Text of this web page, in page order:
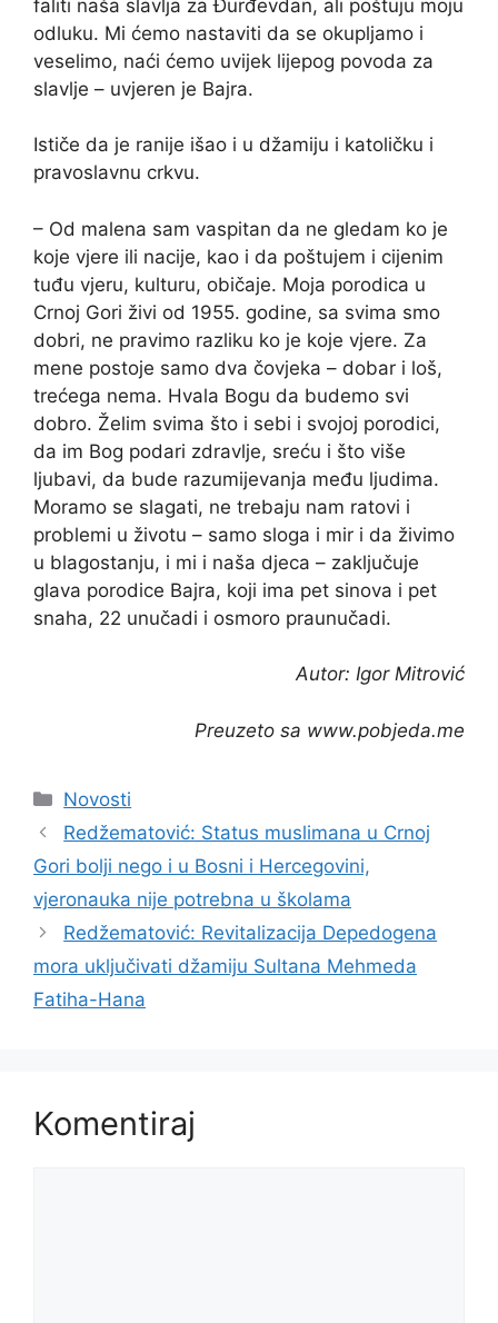
faliti naša slavlja za Đurđevdan, ali poštuju moju
odluku. Mi ćemo nastaviti da se okupljamo i
veselimo, naći ćemo uvijek lijepog povoda za
slavlje – uvjeren je Bajra.
Ističe da je ranije išao i u džamiju i katoličku i
pravoslavnu crkvu.
– Od malena sam vaspitan da ne gledam ko je
koje vjere ili nacije, kao i da poštujem i cijenim
tuđu vjeru, kulturu, običaje. Moja porodica u
Crnoj Gori živi od 1955. godine, sa svima smo
dobri, ne pravimo razliku ko je koje vjere. Za
mene postoje samo dva čovjeka – dobar i loš,
trećega nema. Hvala Bogu da budemo svi
dobro. Želim svima što i sebi i svojoj porodici,
da im Bog podari zdravlje, sreću i što više
ljubavi, da bude razumijevanja među ljudima.
Moramo se slagati, ne trebaju nam ratovi i
problemi u životu – samo sloga i mir i da živimo
u blagostanju, i mi i naša djeca – zaključuje
glava porodice Bajra, koji ima pet sinova i pet
snaha, 22 unučadi i osmoro praunučadi.
Autor: Igor Mitrović
Preuzeto sa www.pobjeda.me
Kategorije
Novosti
Redžematović: Status muslimana u Crnoj
Gori bolji nego i u Bosni i Hercegovini,
vjeronauka nije potrebna u školama
Redžematović: Revitalizacija Depedogena
mora uključivati džamiju Sultana Mehmeda
Fatiha-Hana
Komentiraj